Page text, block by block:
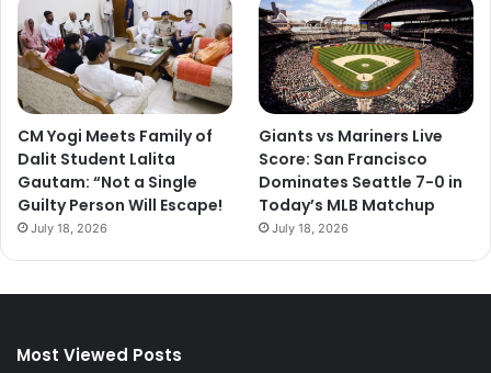
CM Yogi Meets Family of
Dalit Student Lalita
Gautam: “Not a Single
Guilty Person Will Escape!
July 18, 2026
Giants vs Mariners Live
Score: San Francisco
Dominates Seattle 7-0 in
Today’s MLB Matchup
July 18, 2026
Most Viewed Posts